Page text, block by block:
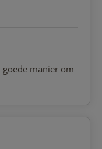
goede manier om